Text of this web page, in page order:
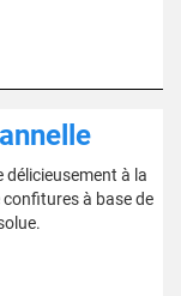
à la
à base de